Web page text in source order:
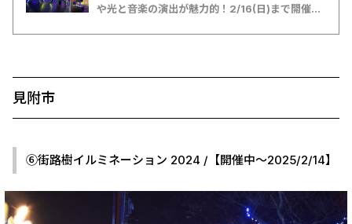
や光と音楽の演出が魅力的！2/16(日)まで開催
見附市
⑥街路樹イルミネーション 2024 /【開催中～2025/2/14】